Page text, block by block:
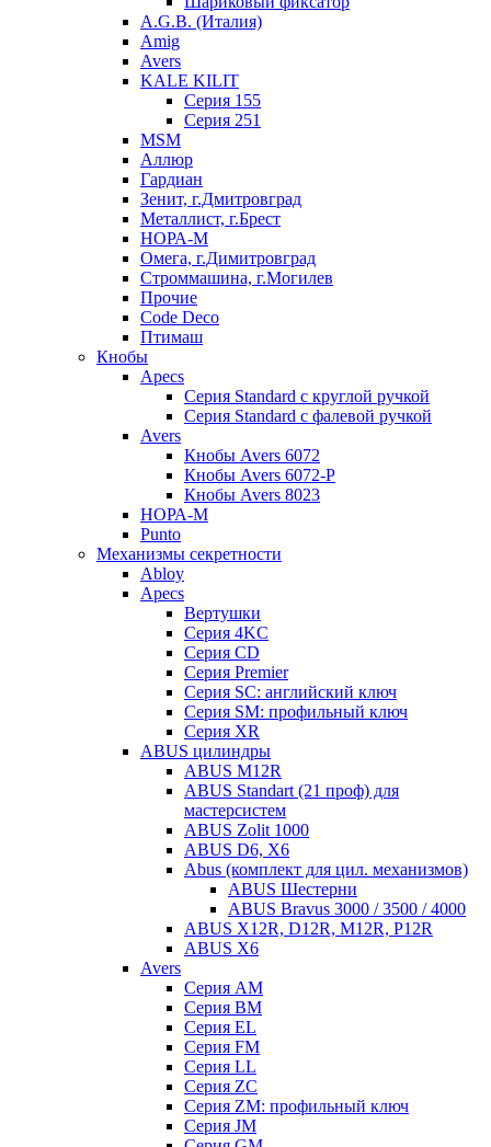
A.G.B. (Италия)
Amig
Avers
KALE KILIT
Серия 155
Серия 251
MSM
Аллюр
Гардиан
Зенит, г.Дмитровград
Металлист, г.Брест
НОРА-М
Омега, г.Димитровград
Строммашина, г.Могилев
Прочие
Code Deco
Птимаш
Кнобы
Apecs
Серия Standard с круглой ручкой
Серия Standard с фалевой ручкой
Avers
Кнобы Avers 6072
Кнобы Avers 6072-P
Кнобы Avers 8023
НОРА-М
Punto
Механизмы секретности
Abloy
Apecs
Вертушки
Серия 4KC
Серия CD
Серия Premier
Серия SC: английский ключ
Серия SM: профильный ключ
Серия XR
ABUS цилиндры
ABUS M12R
ABUS Standart (21 проф) для
мастерсистем
ABUS Zolit 1000
ABUS D6, X6
Abus (комплект для цил. механизмов)
ABUS Шестерни
ABUS Bravus 3000 / 3500 / 4000
ABUS X12R, D12R, M12R, P12R
ABUS X6
Avers
Серия AM
Серия BM
Серия EL
Серия FM
Серия LL
Серия ZC
Серия ZM: профильный ключ
Серия JM